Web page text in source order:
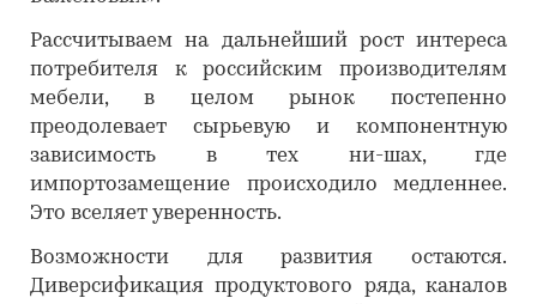
Рассчитываем на дальнейший рост интереса
потребителя к российским производителям
мебели, в целом рынок постепенно
преодолевает сырьевую и компонентную
зависимость в тех ни-шах, где
импортозамещение происходило медленнее.
Это вселяет уверенность.
Возможности для развития остаются.
Диверсификация продуктового ряда, каналов